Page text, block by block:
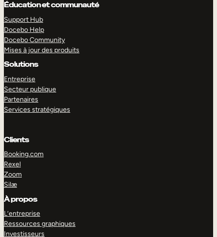
Éducation et communauté
Support Hub
Docebo Help
Docebo Community
Mises à jour des produits
Solutions
Entreprise
Secteur publique
Partenaires
Services stratégiques
Clients
Booking.com
Rexel
Zoom
Silæ
À propos
L’entreprise
Ressources graphiques
Investisseurs